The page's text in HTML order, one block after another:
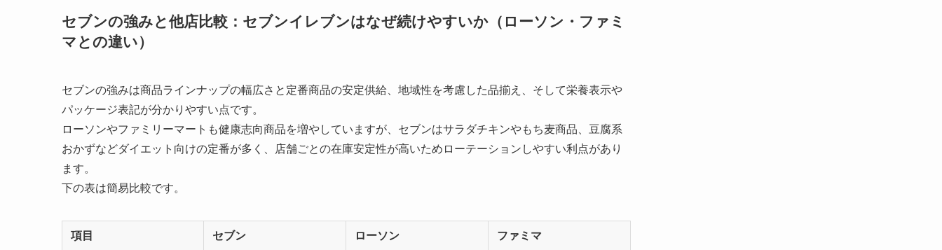
セブンの強みと他店比較：セブンイレブンはなぜ続けやすいか（ローソン・ファミ
マとの違い）
セブンの強みは商品ラインナップの幅広さと定番商品の安定供給、地域性を考慮した品揃え、そして栄養表示や
パッケージ表記が分かりやすい点です。
ローソンやファミリーマートも健康志向商品を増やしていますが、セブンはサラダチキンやもち麦商品、豆腐系
おかずなどダイエット向けの定番が多く、店舗ごとの在庫安定性が高いためローテーションしやすい利点があり
ます。
下の表は簡易比較です。
項目 セブン ローソン ファミマ